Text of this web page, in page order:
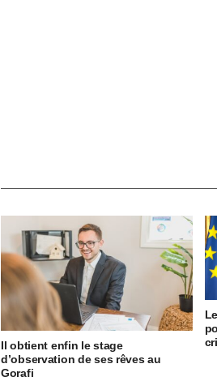
Il obtient enfin le stage
d’observation de ses rêves au
Gorafi